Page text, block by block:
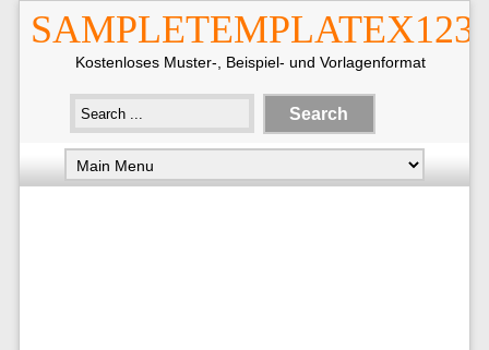
Kostenloses Muster-, Beispiel- und Vorlagenformat